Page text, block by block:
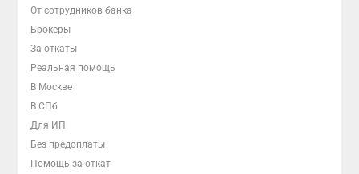
От сотрудников банка
Брокеры
За откаты
Реальная помощь
В Москве
В СПб
Для ИП
Без предоплаты
Помощь за откат